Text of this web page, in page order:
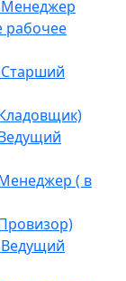
рабочее
( в